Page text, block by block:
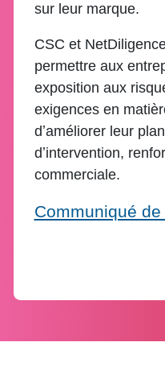
sur leur marque.
CSC et
permettre aux
exposition aux
exigences en
dʼaméliorer leur
dʼintervention,
commerciale.
Communiqué